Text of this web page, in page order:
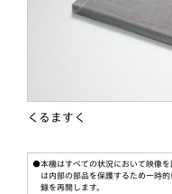
くるますく
●本機はすべての状況において映像
は内部の部品を保護するため一時
録を再開します。